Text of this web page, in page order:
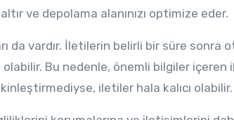
ve depolama alanınızı optimize eder.
da vardır. İletilerin belirli bir süre sonra
Bu nedenle, önemli bilgiler
iletiler hala kalıcı olabilir.